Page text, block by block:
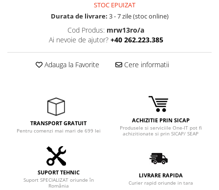
STOC EPUIZAT
Durata de livrare: 3 - 7 zile (stoc online)
Cod Produs: mrw13ro/a
Ai nevoie de ajutor? +40 262.223.385
Adauga la Favorite Cere informatii
TRANSPORT GRATUIT
Pentru comenzi mai mari de 699 lei
ACHIZITIE PRIN SICAP
Produsele si serviciile One-IT pot fi
achizitionate si prin SICAP/ SEAP
SUPORT TEHNIC
Suport SPECIALIZAT oriunde în
România
LIVRARE RAPIDA
Curier rapid oriunde in tara